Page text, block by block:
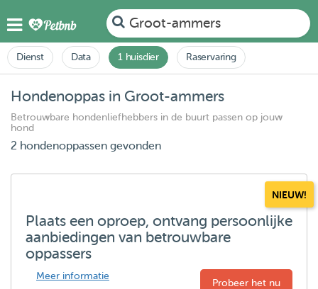
Groot-ammers
Dienst Data 1 huisdier Raservaring
Hondenoppas in Groot-ammers
Betrouwbare hondenliefhebbers in de buurt passen op jouw
hond
2 hondenoppassen gevonden
NIEUW!
Plaats een oproep, ontvang persoonlijke
aanbiedingen van betrouwbare
oppassers
Meer informatie
Probeer het nu